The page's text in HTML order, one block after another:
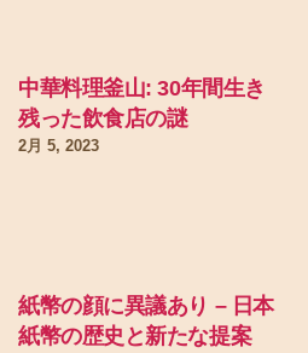
中華料理釜山: 30年間生き
残った飲食店の謎
2月 5, 2023
紙幣の顔に異議あり – 日本
紙幣の歴史と新たな提案